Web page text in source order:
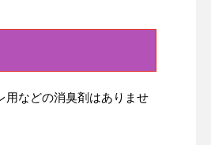
用などの消臭剤はありませ